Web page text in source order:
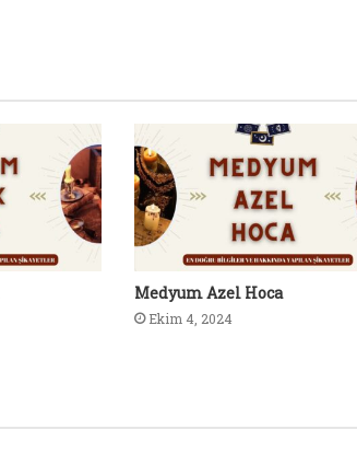
Medyum Azel Hoca
Ekim 4, 2024